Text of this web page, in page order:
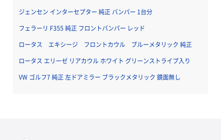
ジェンセン インターセプター 純正 バンパー 1台分
フェラーリ F355 純正 フロントバンパー レッド
ロータス エキシージ フロントカウル ブルーメタリック 純正
ロータス エリーゼ リアカウル ホワイト グリーンストライプ入り
VW ゴルフ7 純正 左ドアミラー ブラックメタリック 鏡面無し